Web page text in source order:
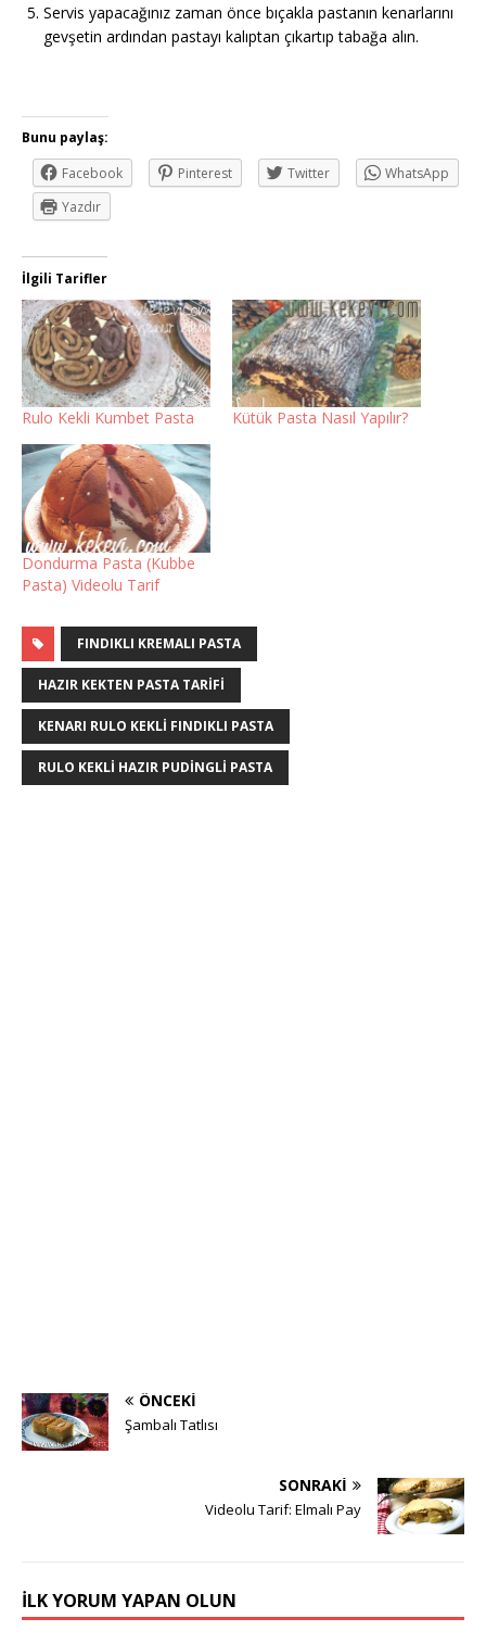
Servis yapacağınız zaman önce bıçakla pastanın kenarlarını
gevşetin ardından pastayı kalıptan çıkartıp tabağa alın.
Bunu paylaş:
Facebook
Pinterest Twitter
WhatsApp
Yazdır
İlgili Tarifler
Rulo Kekli Kumbet Pasta Kütük Pasta Nasıl Yapılır?
Dondurma Pasta (Kubbe
Pasta) Videolu Tarif
FINDIKLI KREMALI PASTA
HAZIR KEKTEN PASTA TARIFI
KENARI RULO KEKLI FINDIKLI PASTA
RULO KEKLI HAZIR PUDINGLI PASTA
ÖNCEKI
Şambalı Tatlısı
SONRAKI
Videolu Tarif: Elmalı Pay
İLK YORUM YAPAN OLUN